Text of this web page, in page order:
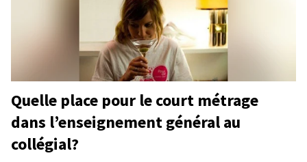
Quelle place pour le court métrage
dans l’enseignement général au
collégial?